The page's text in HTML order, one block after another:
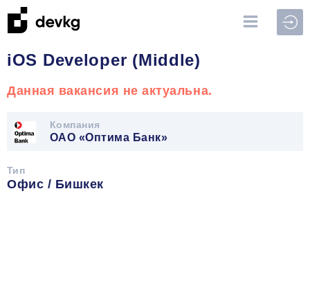
iOS Developer (Middle)
Данная вакансия не актуальна.
Компания
ОАО «Оптима Банк»
Тип
Офис / Бишкек